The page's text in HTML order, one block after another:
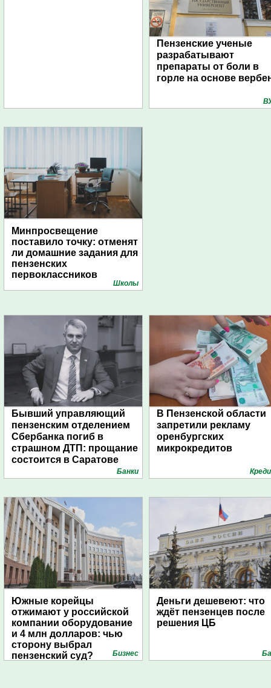
Пензенские ученые
разрабатывают
препараты от боли в
горле на основе
Минпросвещение
поставило точку: отменят
ли домашние задания для
пензенских
первоклассников
Школы
Бывший управляющий
пензенским отделением
Сбербанка погиб в
страшном ДТП: прощание
состоится в Саратове
Банки
В Пензенской области
запретили рекламу
оренбургских
микрокредитов
Южные корейцы
отжимают у российской
компании оборудование
и 4 млн долларов: чью
сторону выбрал
пензенский суд?
Бизнес
Деньги дешевеют: что
ждёт пензенцев после
решения ЦБ